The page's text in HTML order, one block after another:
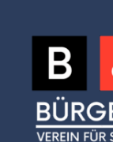
Inhalt
springen